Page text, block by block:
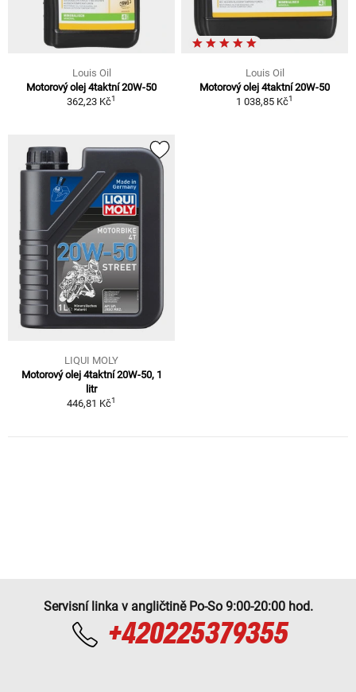
Louis Oil
Motorový olej 4taktní 20W-50
362,23 Kč1
Louis Oil
Motorový olej 4taktní 20W-50
1 038,85 Kč1
LIQUI MOLY
Motorový olej 4taktní 20W-50, 1
litr
446,81 Kč1
Servisní linka v angličtině Po-So 9:00-20:00 hod.
+420225379355